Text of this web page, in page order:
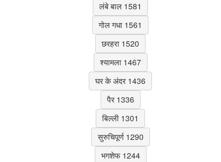
लंबे बाल 1581
गोल गधा 1561
छरहरा 1520
श्यामला 1467
घर के अंदर 1436
पैर 1336
बिल्ली 1301
सुरुचिपूर्ण 1290
भगशेफ 1244